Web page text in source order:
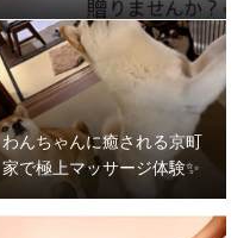
わんちゃんに癒される京町
家で極上マッサージ体験✨